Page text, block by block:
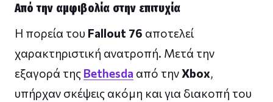
Από την αμφιβολία στην επιτυχία
Η πορεία του Fallout 76 αποτελεί
χαρακτηριστική ανατροπή. Μετά την
εξαγορά της Bethesda από τηνXbox,
υπήρχαν σκέψεις ακόμη και για διακοπή του